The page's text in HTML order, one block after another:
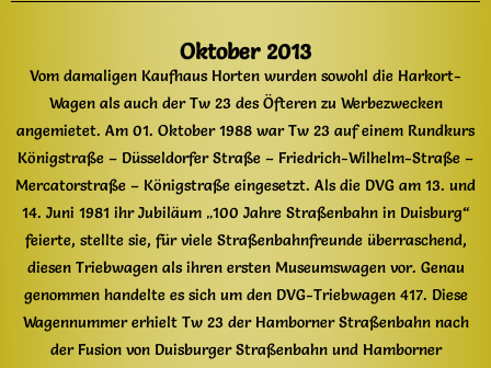
Oktober 2013
Vom damaligen Kaufhaus Horten wurden sowohl die Harkort-
Wagen als auch der Tw 23 des Öfteren zu Werbezwecken
angemietet. Am 01. Oktober 1988 war Tw 23 auf einem Rundkurs
Königstraße – Düsseldorfer Straße – Friedrich-Wilhelm-Straße –
Mercatorstraße – Königstraße eingesetzt. Als die DVG am 13. und
14. Juni 1981 ihr Jubiläum „100 Jahre Straßenbahn in Duisburg“
feierte, stellte sie, für viele Straßenbahnfreunde überraschend,
diesen Triebwagen als ihren ersten Museumswagen vor. Genau
genommen handelte es sich um den DVG-Triebwagen 417. Diese
Wagennummer erhielt Tw 23 der Hamborner Straßenbahn nach
der Fusion von Duisburger Straßenbahn und Hamborner